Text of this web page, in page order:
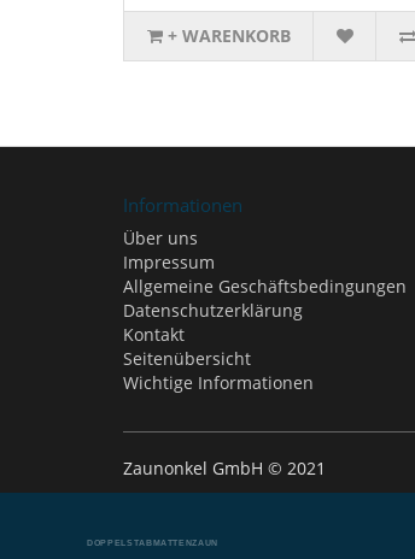
+ WARENKORB
Informationen
Über uns
Impressum
Allgemeine Geschäftsbedingungen
Datenschutzerklärung
Kontakt
Seitenübersicht
Wichtige Informationen
Zaunonkel GmbH © 2021
DOPPELSTABMATTENZAUN